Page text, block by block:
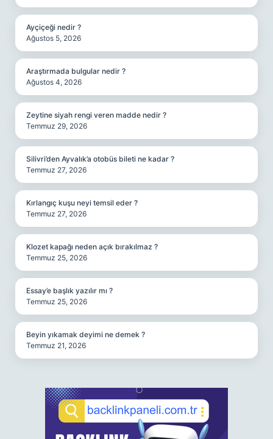
Ayçiçeği nedir ?
Ağustos 5, 2026
Araştırmada bulgular nedir ?
Ağustos 4, 2026
Zeytine siyah rengi veren madde nedir ?
Temmuz 29, 2026
Silivri’den Ayvalık’a otobüs bileti ne kadar ?
Temmuz 27, 2026
Kırlangıç kuşu neyi temsil eder ?
Temmuz 27, 2026
Klozet kapağı neden açık bırakılmaz ?
Temmuz 25, 2026
Essay’e başlık yazılır mı ?
Temmuz 25, 2026
Beyin yıkamak deyimi ne demek ?
Temmuz 21, 2026